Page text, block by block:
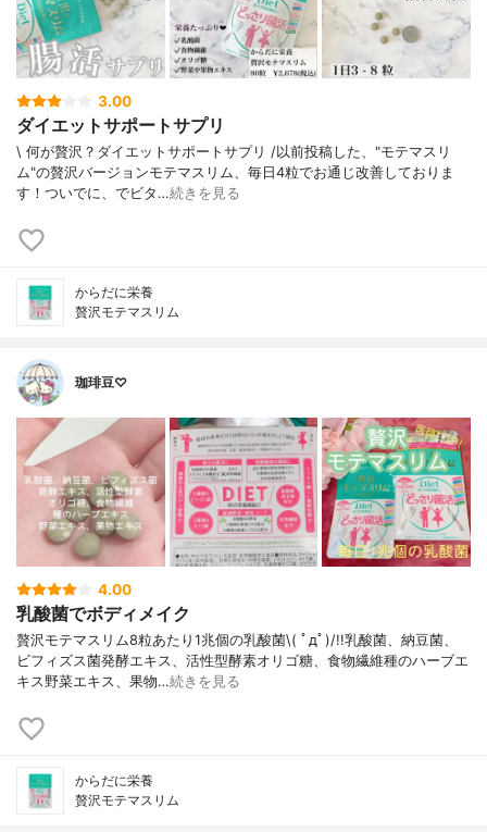
3.00
ダイエットサポートサプリ
\ 何が贅沢？ダイエットサポートサプリ /⁡⁡⁡以前投稿した、"モテマスリ
ム"の贅沢バージョン⁡モテマスリム、毎日4粒でお通じ改善しておりま
す！ついでに、でビタ…続きを見る
からだに栄養
贅沢モテマスリム
珈琲豆♡
4.00
乳酸菌でボディメイク
贅沢モテマスリム8粒あたり1兆個の乳酸菌\( ﾟдﾟ)/!!乳酸菌、納豆菌、
ビフィズス菌発酵エキス、活性型酵素オリゴ糖、食物繊維種のハーブエ
キス野菜エキス、果物…続きを見る
からだに栄養
贅沢モテマスリム